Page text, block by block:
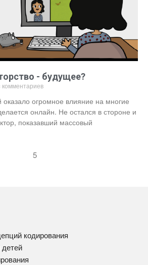
- будущее?
комментариев
оказало огромное влияние на многие
онлайн. Не остался в стороне и
показавший массовый
5
кодирования